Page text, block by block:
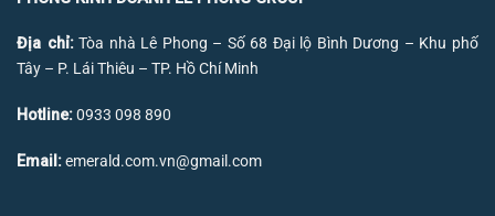
Địa chỉ:Tòa nhà Lê Phong – Số 68 Đại lộ Bình Dương – Khu phố
Tây – P. Lái Thiêu – TP. Hồ Chí Minh
Hotline:0933 098 890
Email:emerald.com.vn@gmail.com